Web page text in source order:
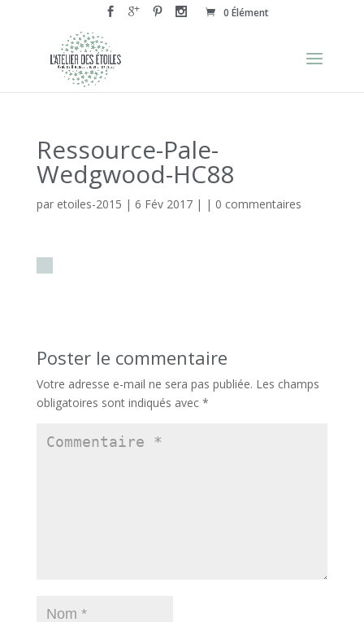
0 Élément
Ressource-Pale-
Wedgwood-HC88
par etoiles-2015 | 6 Fév 2017| | 0 commentaires
Poster le commentaire
Votre adresse e-mail ne sera pas publiée. Les champs
obligatoires sont indiqués avec *